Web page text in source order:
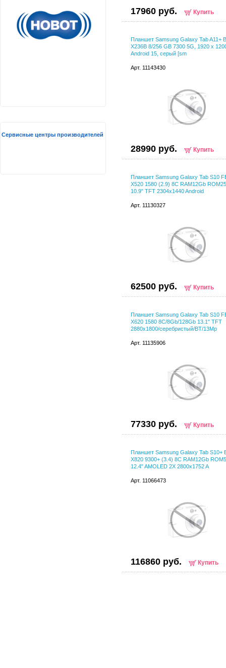
17960 руб. Купить
Планшет Samsung Galaxy Tab A11+
X236B 8/256 GB 7300 5G, 1920 x
Android 15, серый [sm
Арт. 11143430
28990 руб. Купить
Планшет Samsung Galaxy Tab S10
X520 1580 (2.9) 8C RAM12Gb
10.9" TFT 2304x1440 Android
Арт. 11130327
62500 руб. Купить
Планшет Samsung Galaxy Tab S10
X620 1580 8C/8Gb/128Gb 13.1" TFT
2880x1800/серебристый/BT/13Mp
Арт. 11135906
77330 руб. Купить
Планшет Samsung Galaxy Tab S10+
X820 9300+ (3.4) 8C RAM12Gb
12.4" AMOLED 2X 2800x1752 A
Арт. 11066473
116860 руб. Купить
Сервисные центры производителей